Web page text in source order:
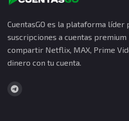
CuentasGO es la plataforma
suscripciones a cuentas premium
compartir Netflix, MAX, Prime
dinero con tu cuenta.